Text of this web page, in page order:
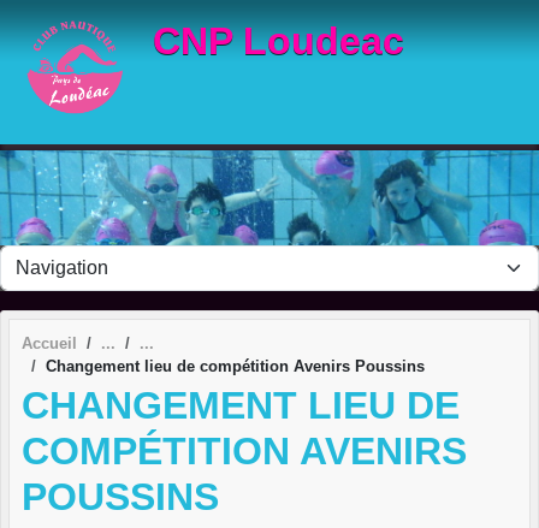
CNP Loudeac
Accueil
Changement lieu de compétition Avenirs Poussins
CHANGEMENT LIEU DE
COMPÉTITION AVENIRS
POUSSINS